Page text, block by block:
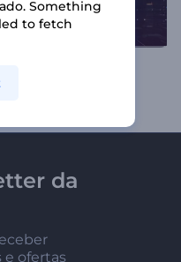
da
e ofertas
Something
to fetch